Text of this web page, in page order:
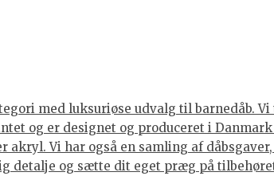
med luksuriøse udvalg til
og er designet og produceret i
Vi har også en samling af
detalje og sætte dit eget præg på